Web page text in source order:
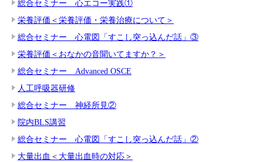
総合セミナー 心エコー実践①
栄養評価＜栄養評価・栄養治療について＞
総合セミナー 心電図「すこし突っ込んだ話」③
栄養評価＜おなかの音聞いてますか？＞
総合セミナー Advanced OSCE
人工呼吸器研修
総合セミナー 神経所見②
院内BLS講習
総合セミナー 心電図「すこし突っ込んだ話」②
大量出血＜大量出血時の対応＞